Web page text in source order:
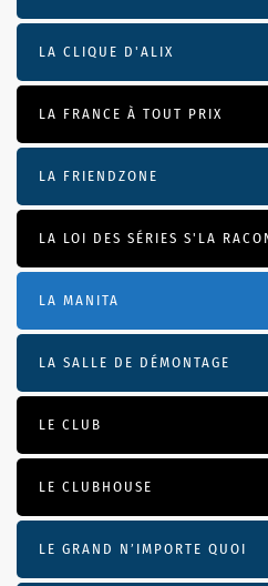
LA CLIQUE D'ALIX
LA FRANCE À TOUT PRIX
LA FRIENDZONE
LA LOI DES SÉRIES S'LA
LA MANITA
LA SALLE DE DÉMONTAGE
LE CLUB
LE CLUBHOUSE
LE GRAND N’IMPORTE QUOI